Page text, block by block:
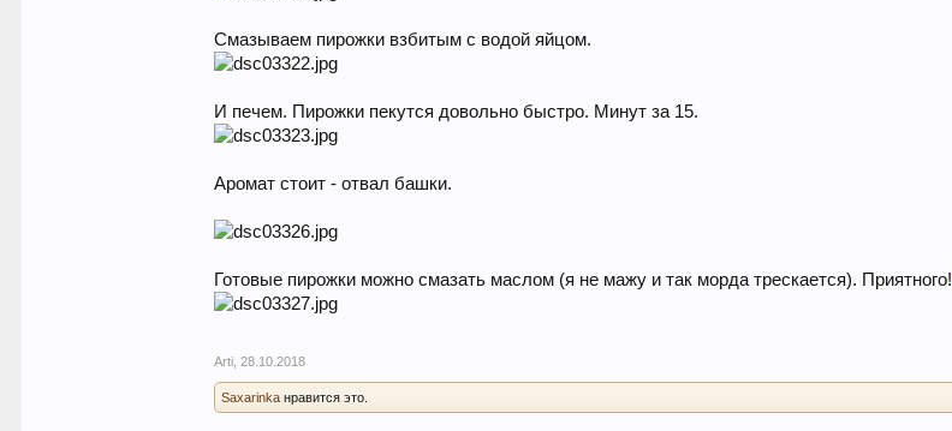
Смазываем пирожки взбитым с водой яйцом.
И печем. Пирожки пекутся довольно быстро. Минут за 15.
Аромат стоит - отвал башки.
Готовые пирожки можно смазать маслом (я не мажу и так морда трескается). Приятного!
Arti 28.10.2018
Saxarinka нравится это.